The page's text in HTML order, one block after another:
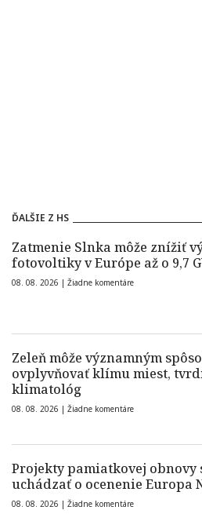
ĎALŠIE Z HS
Zatmenie Slnka môže znížiť
fotovoltiky v Európe až o 9,7
08. 08. 2026 | Žiadne komentáre
Zeleň môže významným
ovplyvňovať klímu miest,
klimatológ
08. 08. 2026 | Žiadne komentáre
Projekty pamiatkovej obnovy
uchádzať o ocenenie Europa
08. 08. 2026 | Žiadne komentáre